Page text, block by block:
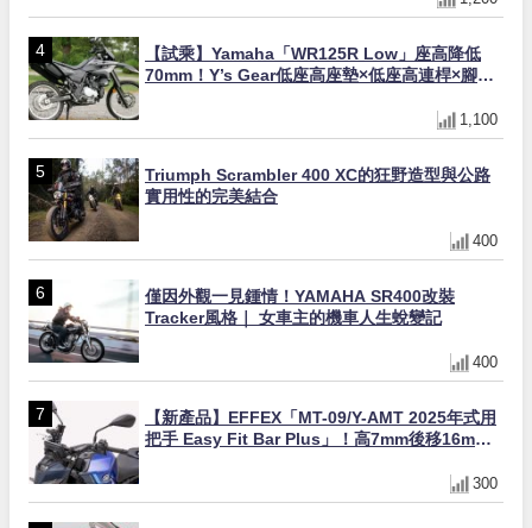
【試乘】Yamaha「WR125R Low」座高降低
70mm！Y’s Gear低座高座墊×低座高連桿×腳踏
1,100
Triumph Scrambler 400 XC的狂野造型與公路
實用性的完美結合
400
僅因外觀一見鍾情！YAMAHA SR400改裝
Tracker風格｜ 女車主的機車人生蛻變記
400
【新產品】EFFEX「MT-09/Y-AMT 2025年式用
把手 Easy Fit Bar Plus」！高7mm後移16mm
300